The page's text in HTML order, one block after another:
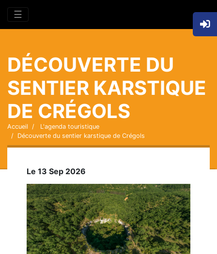
☰
DÉCOUVERTE DU
SENTIER KARSTIQUE
DE CRÉGOLS
Accueil
L'agenda touristique
Découverte du sentier karstique de Crégols
Le 13 Sep 2026